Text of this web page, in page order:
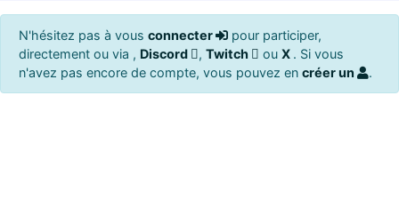
N'hésitez pas à vous connecter
pour participer,
directement ou via , Discord , Twitch ou X . Si vous
n'avez pas encore de compte, vous pouvez en créer un .